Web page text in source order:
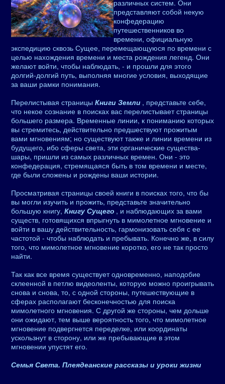
различных систем. Они
представляют собой некую
конфедерацию
путешественников во
времени, официальную
экспедицию сквозь Сущее, перемещающуюся по времени с
целью нахождения времени и места рождения легенд. Они
желают войти, чтобы наблюдать, - и прошли для этого
долгий-долгий путь, выполняя многие условия, выходящие
за ваши рамки понимания.
Перелистывая страницы Книги Земли , представьте себе,
что некое сознание в поисках вас перелистывает страницы
большего размера. Временные линии, к пониманию которых
вы стремитесь, действительно предшествуют прожитым
вами мгновениям; но существуют также и линии времени из
будущего, ибо сферы света, эти органические существа-
шары, пришли из самых различных времен. Они - это
конфедерация, стремящаяся быть в том времени и месте,
где были сложены и рождены ваши истории.
Просматривая страницы своей книги в поисках того, что бы
вы могли изучить и прожить, представьте значительно
большую книгу, Книгу Сущего , и наблюдающих за вами
существ, готовящихся впрыгнуть в мимолетное мгновение и
войти в вашу действительность, гармонизовать себя с ее
частотой - чтобы наблюдать и пребывать. Конечно же, в силу
того, что мимолетное мгновение коротко, его не так просто
найти.
Так как все время существует одновременно, наподобие
склеенной в петлю видеоленты, которую можно проигрывать
снова и снова, то, с одной стороны, путешествующие в
сферах располагают бесконечностью для поиска
мимолетного мгновения. С другой же стороны, чем дольше
они ожидают, тем выше вероятность того, что мимолетное
мгновение подвергнется переделке, или координаты
ускользнут в сторону, или же пребывающие в этом
мгновении упустят его.
Семья Света. Плеядеанские рассказы и уроки жизни